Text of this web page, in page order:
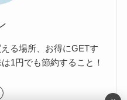
る場所、お得にGETす
1円でも節約すること！